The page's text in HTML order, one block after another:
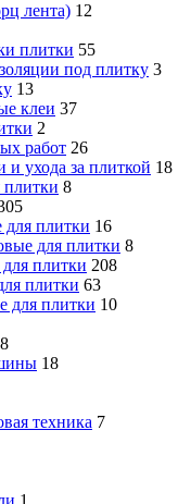
лента) 12
плитки 55
под плитку 3
13
клеи 37
2
работ 26
и ухода за плиткой 18
8
плитки 16
для плитки 8
плитки 208
плитки 63
для плитки 10
18
техника 7
1